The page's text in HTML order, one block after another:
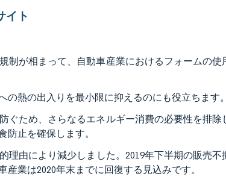
イト
制が相まって、自動車産業におけるフォームの使
熱の出入りを最小限に抑えるのにも役立ちます。
ぐため、さらなるエネルギー消費の必要性を排除
止を確保します。
理由により減少しました。2019年下半期の販売不
業は2020年末までに回復する見込みです。